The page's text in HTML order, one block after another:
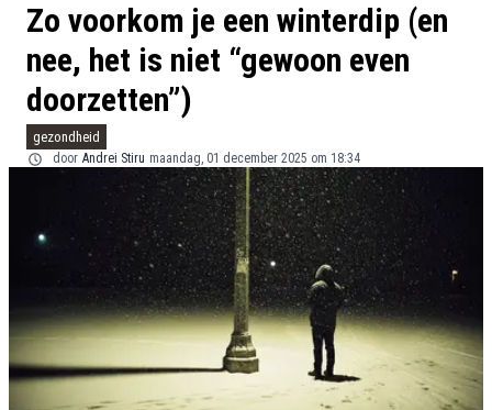
Zo voorkom je een winterdip (en
nee, het is niet “gewoon even
doorzetten”)
gezondheid
door Andrei Stiru maandag, 01 december 2025 om 18:34